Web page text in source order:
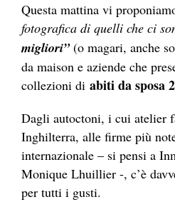
Questa mattina vi
fotografica di quelli che ci
migliori”(o magari, anche
da maison e aziende che
collezioni di abiti da sposa
Dagli autoctoni, i cui atelier
Inghilterra, alle firme più
internazionale – si pensi a
Monique Lhuillier -, c’è
per tutti i gusti.